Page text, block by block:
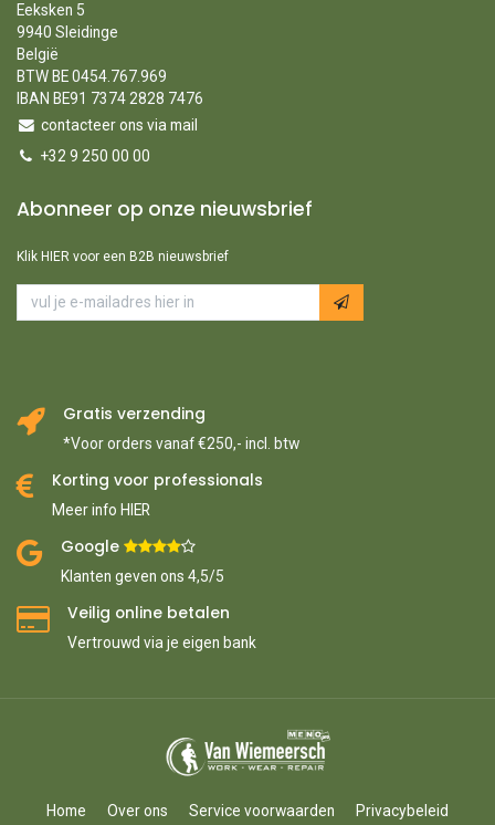
Eeksken 5
9940 Sleidinge
België
BTW BE 0454.767.969
IBAN BE91 7374 2828 7476
contacteer ons via mail
+32 9 250 00 00
Abonneer op onze nieuwsbrief
Klik HIER voor een B2B nieuwsbrief
Gratis verzending
*Voor orders vanaf €250,- incl. btw
Korting voor professionals
Meer info HIER
Google ​
Klanten geven ons 4,5/5
Veilig online betalen
Vertrouwd via je eigen bank
Home Over ons Service voorwaarden
Privacybeleid